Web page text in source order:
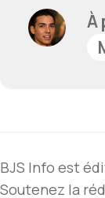
À
BJS Info est
Soutenez la